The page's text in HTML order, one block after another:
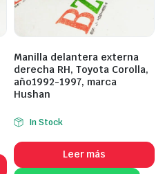
Manilla delantera externa
derecha RH, Toyota Corolla,
año1992-1997, marca
Hushan
In Stock
Leer más